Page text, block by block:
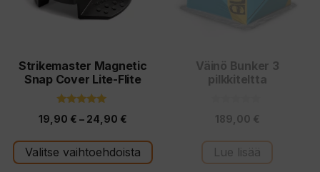
Strikemaster Magnetic
Snap Cover Lite-Flite
5:stä
19,90 € – 24,90 €Hintaluokka:
19,90 €
-
Valitse vaihtoehdoista
tuotteen
sivulla.
Väinö Bunker 3
pilkkiteltta
s
ä
189,00 €
Lue lisää